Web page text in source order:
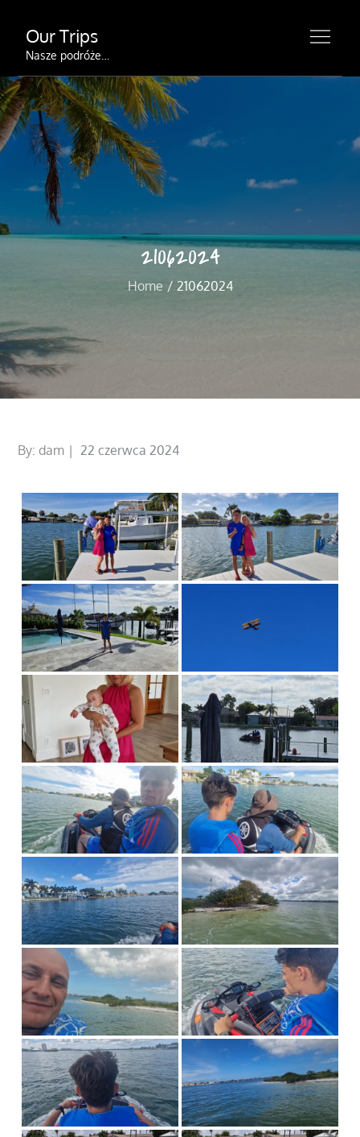
content
Our Trips
Nasze podróże…
21062024
Home 21062024
By:dam
Posted
22 czerwca 2024